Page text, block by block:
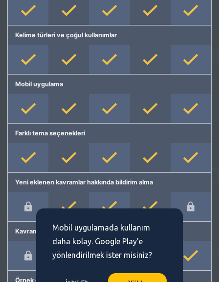
Kelime türleri ve çoğul kullanımlar
Mobil uygulama
Farklı tema seçenekleri
Yeni eklenen kavramlar hakkında bildirim alma
Kavram önerme
Örnek cümleler
Mobil uygulamada kullanım
daha kolay. Google Play'e
yönlendirilmek ister misiniz?